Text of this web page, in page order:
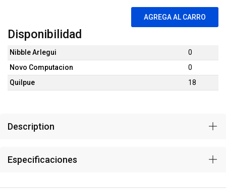
AGREGA AL CARRO
Disponibilidad
Nibble Arlegui
0
Novo Computacion
0
Quilpue
18
Description
Especificaciones